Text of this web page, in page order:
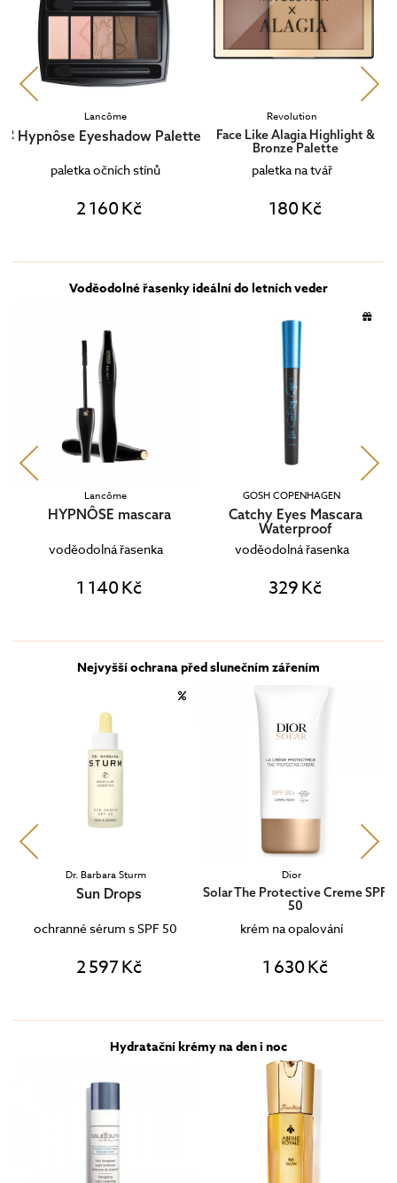
Lancôme
Hypnôse Eyeshadow Palette
paletka očních stínů
2 160 Kč
Revolution
Face Like Alagia Highlight &
Bronze Palette
paletka na tvář
180 Kč
Voděodolné řasenky ideální do letních veder
Lancôme
HYPNÔSE mascara
voděodolná řasenka
1 140 Kč
GOSH COPENHAGEN
Catchy Eyes Mascara
Waterproof
voděodolná řasenka
329 Kč
Nejvyšší ochrana před slunečním zářením
Dr. Barbara Sturm
Sun Drops
ochranné sérum s SPF 50
2 597 Kč
Dior
Solar The Protective Creme SPF
50
krém na opalování
1 630 Kč
Hydratační krémy na den i noc